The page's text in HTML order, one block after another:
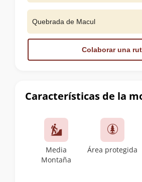
Características de la
Media
Montaña
Área protegida
Quebrada de Macul
Colaborar una